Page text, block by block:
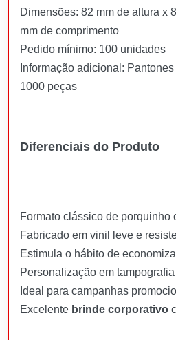
Dimensões: 82 mm de altura x
mm de comprimento
Pedido mínimo: 100 unidades
Informação adicional:
1000 peças
Diferenciais do Produto
Formato clássico de porquinho
Fabricado em vinil leve e
Estimula o hábito de
Personalização em tampografia
Ideal para campanhas
Excelente brinde corporativo